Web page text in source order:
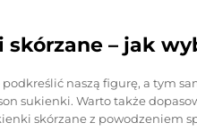
skórzane – jak
naszą figurę, a tym
sukienki. Warto także
skórzane z powodzeniem